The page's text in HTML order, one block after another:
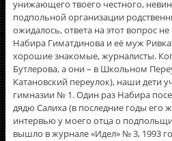
унижающего твоего честного,
подпольной организации
ожидалось, ответа на этот вопрос
Набира Гиматдинова и её муж
хорошие знакомые, журналисты.
Бутлерова, а они – в Школьном
Катановский переулок), наши дети
гимназии № 1. Один раз Набира
дядю Салиха (в последние годы его
интервью у моего отца о
вышло в журнале «Идел» № 3, 1993